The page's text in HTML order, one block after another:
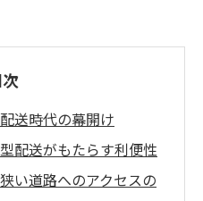
送時代の幕開け
配送がもたらす利便性
い道路へのアクセスの